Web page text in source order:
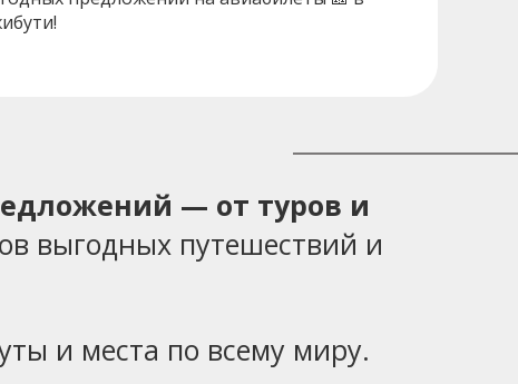
— от туров и
выгодных путешествий и
и места по всему миру.